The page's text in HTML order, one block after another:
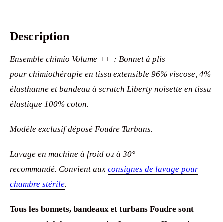
Description
Ensemble chimio Volume ++ : Bonnet à plis
pour chimiothérapie en tissu extensible 96% viscose, 4%
élasthanne et bandeau à scratch Liberty noisette en tissu
élastique 100% coton.
Modèle exclusif déposé Foudre Turbans.
Lavage en machine à froid ou à 30°
recommandé. Convient aux consignes de lavage pour
chambre stérile.
Tous les bonnets, bandeaux et turbans Foudre sont